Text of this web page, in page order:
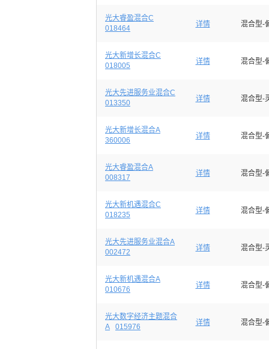
光大睿盈混合C
018464
详情 混合型-
光大新增长混合C
018005
详情 混合型-
光大先进服务业混合C
013350
详情 混合型-
光大新增长混合A
360006
详情 混合型-
光大睿盈混合A
008317
详情 混合型-
光大新机遇混合C
018235
详情 混合型-
光大先进服务业混合A
002472
详情 混合型-
光大新机遇混合A
010676
详情 混合型-
光大数字经济主题混合
A
015976 详情 混合型-